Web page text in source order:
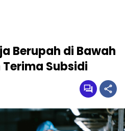
Berupah di Bawah
Subsidi